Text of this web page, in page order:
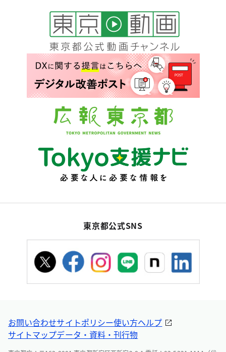
東京都公式SNS
お問い合わせサイトポリシー使い方ヘルプ
サイトマップデータ・資料・刊行物